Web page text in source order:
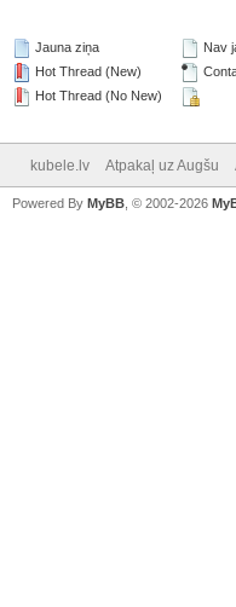
Jauna ziņa
Hot Thread (New)
Hot Thread (No New)
Nav
kubele.lv Atpakaļ uz Augšu
Powered By MyBB , © 2002-2026